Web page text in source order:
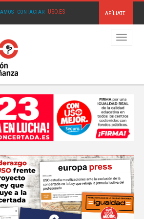
· CONTACTAR· USO.ES AFÍLIATE
Menú